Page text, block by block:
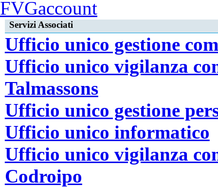
FVGaccount
Servizi Associati
Ufficio unico gestione
Ufficio unico vigilanza
Talmassons
Ufficio unico gestione
Ufficio unico informatico
Ufficio unico vigilanza
Codroipo